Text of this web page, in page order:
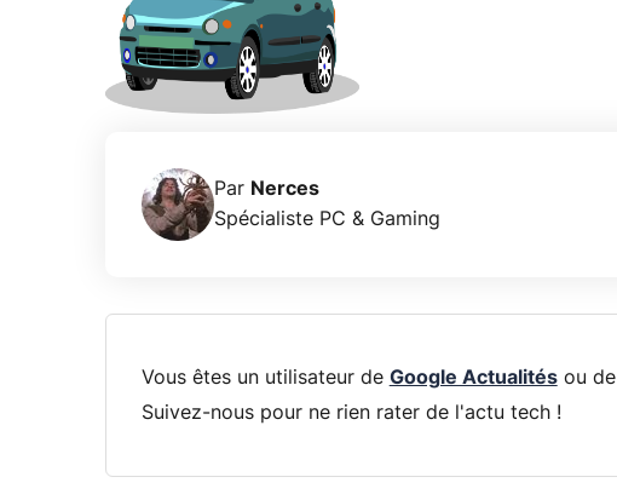
Par Nerces
Spécialiste PC & Gaming
Vous êtes un utilisateur de Google Actualitésou de
Suivez-nous pour ne rien rater de l'actu tech !